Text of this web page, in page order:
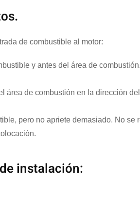
de combustible al motor:
y antes del área de
de combustión en la dirección
pero no apriete demasiado. No se
instalación: